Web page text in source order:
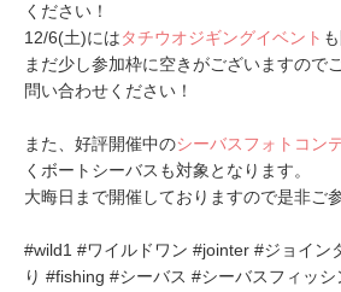
ください！
12/6(土)にはタチウオジギングイベント
まだ少し参加枠に空きがございますので
問い合わせください！
また、好評開催中のシーバスフォトコン
くボートシーバスも対象となります。
大晦日まで開催しておりますので是非ご
#wild1 #ワイルドワン #jointer #ジョイン
り #fishing #シーバス #シーバスフィッ